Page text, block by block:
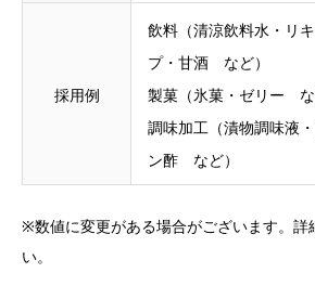
採用例
飲料（清涼飲料水・リ
プ・甘酒 など）
製菓（氷菓・ゼリー な
調味加工（漬物調味液
ン酢 など）
※数値に変更がある場合がございます。詳
い。